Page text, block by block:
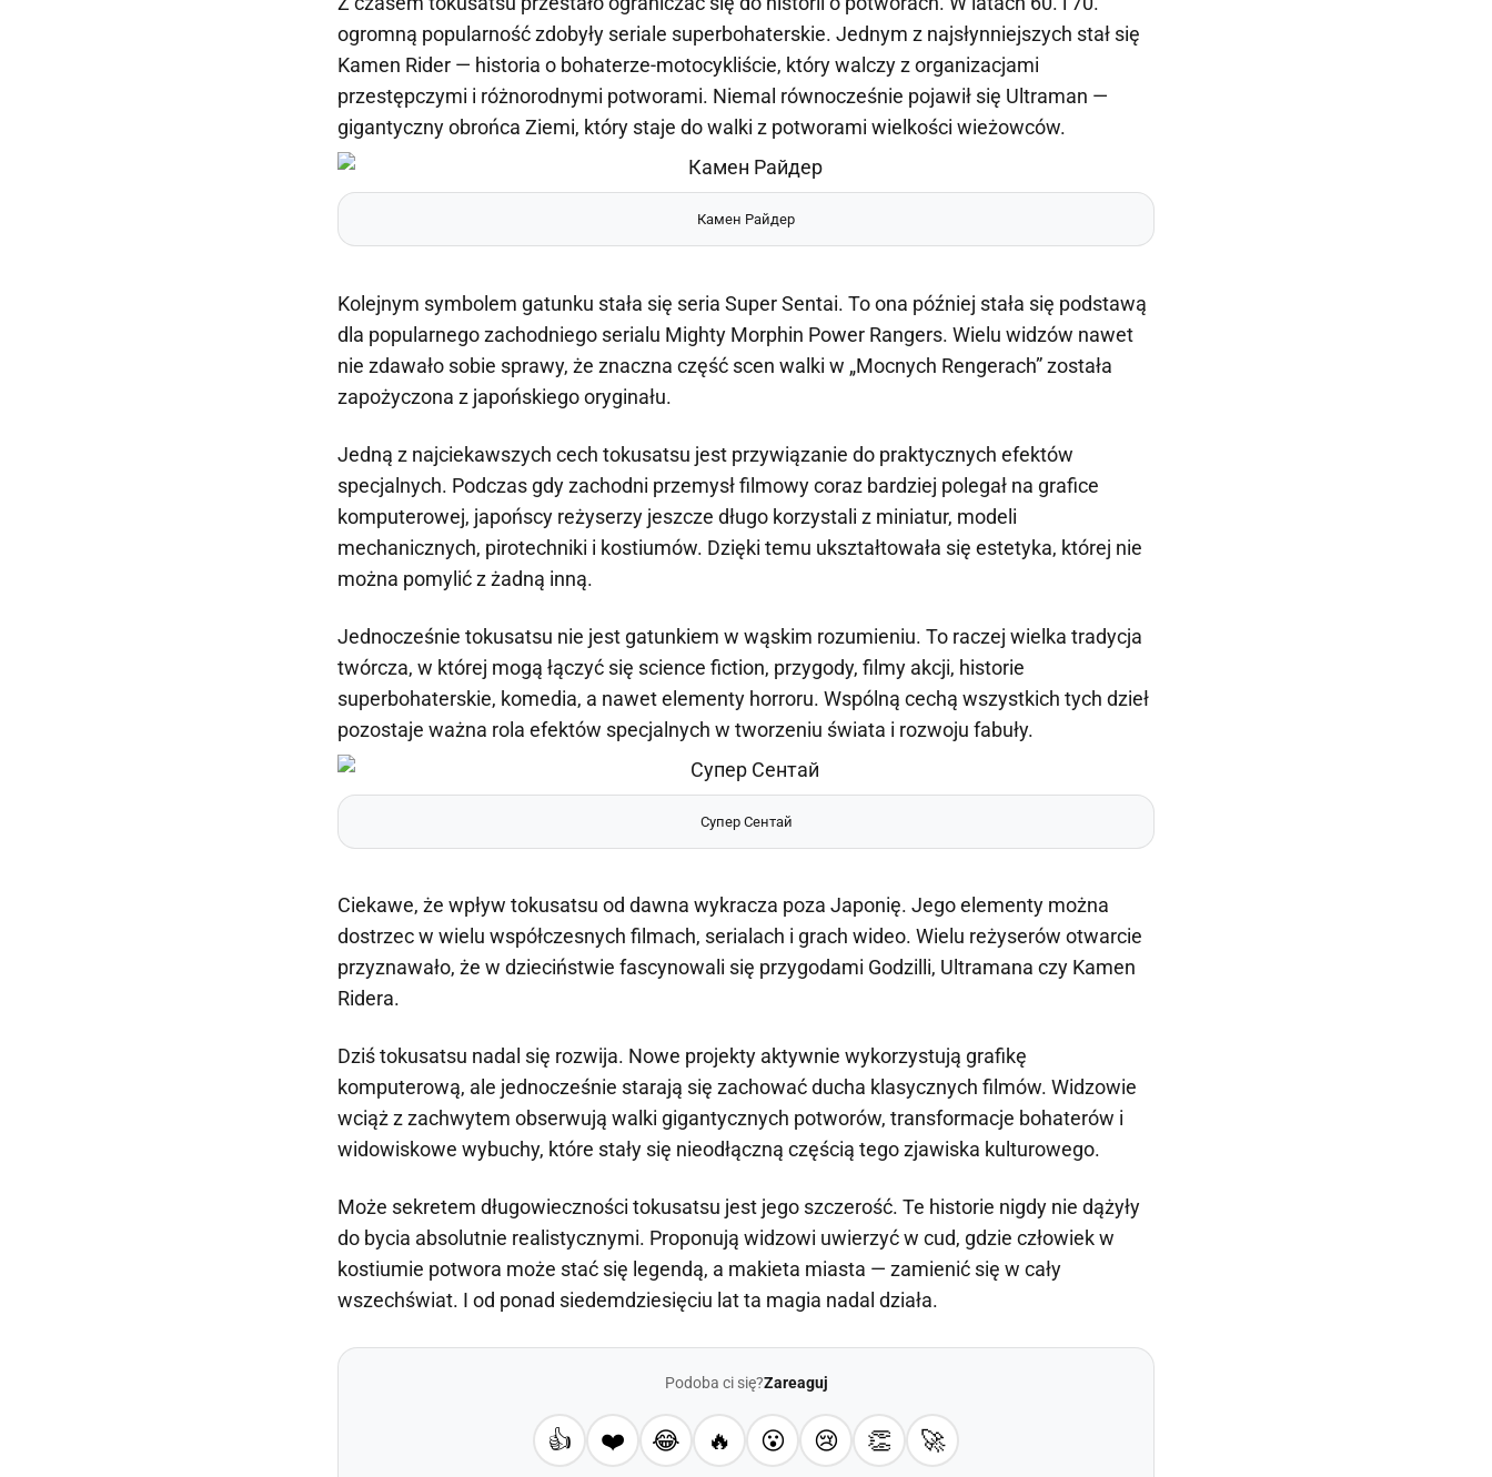
ogromną popularność zdobyły seriale superbohaterskie. Jednym z najsłynniejszych stał się
Kamen Rider — historia o bohaterze-motocykliście, który walczy z organizacjami
przestępczymi i różnorodnymi potworami. Niemal równocześnie pojawił się Ultraman —
gigantyczny obrońca Ziemi, który staje do walki z potworami wielkości wieżowców.
Камен Райдер
Kolejnym symbolem gatunku stała się seria Super Sentai. To ona później stała się podstawą
dla popularnego zachodniego serialu Mighty Morphin Power Rangers. Wielu widzów nawet
nie zdawało sobie sprawy, że znaczna część scen walki w „Mocnych Rengerach” została
zapożyczona z japońskiego oryginału.
Jedną z najciekawszych cech tokusatsu jest przywiązanie do praktycznych efektów
specjalnych. Podczas gdy zachodni przemysł filmowy coraz bardziej polegał na grafice
komputerowej, japońscy reżyserzy jeszcze długo korzystali z miniatur, modeli
mechanicznych, pirotechniki i kostiumów. Dzięki temu ukształtowała się estetyka, której nie
można pomylić z żadną inną.
Jednocześnie tokusatsu nie jest gatunkiem w wąskim rozumieniu. To raczej wielka tradycja
twórcza, w której mogą łączyć się science fiction, przygody, filmy akcji, historie
superbohaterskie, komedia, a nawet elementy horroru. Wspólną cechą wszystkich tych dzieł
pozostaje ważna rola efektów specjalnych w tworzeniu świata i rozwoju fabuły.
Супер Сентай
Ciekawe, że wpływ tokusatsu od dawna wykracza poza Japonię. Jego elementy można
dostrzec w wielu współczesnych filmach, serialach i grach wideo. Wielu reżyserów otwarcie
przyznawało, że w dzieciństwie fascynowali się przygodami Godzilli, Ultramana czy Kamen
Ridera.
Dziś tokusatsu nadal się rozwija. Nowe projekty aktywnie wykorzystują grafikę
komputerową, ale jednocześnie starają się zachować ducha klasycznych filmów. Widzowie
wciąż z zachwytem obserwują walki gigantycznych potworów, transformacje bohaterów i
widowiskowe wybuchy, które stały się nieodłączną częścią tego zjawiska kulturowego.
Może sekretem długowieczności tokusatsu jest jego szczerość. Te historie nigdy nie dążyły
do bycia absolutnie realistycznymi. Proponują widzowi uwierzyć w cud, gdzie człowiek w
kostiumie potwora może stać się legendą, a makieta miasta — zamienić się w cały
wszechświat. I od ponad siedemdziesięciu lat ta magia nadal działa.
Podoba ci się?Zareaguj
👍 ❤️ 😂 🔥 😮 😢 👏 🚀